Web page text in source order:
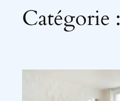
Catégorie :